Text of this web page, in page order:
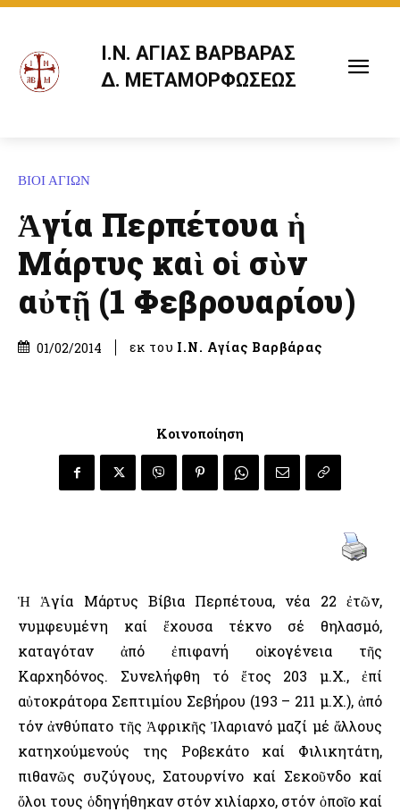
Ι.Ν. ΑΓΙΑΣ ΒΑΡΒΑΡΑΣ
Δ. ΜΕΤΑΜΟΡΦΩΣΕΩΣ
ΒΙΟΙ ΑΓΙΩΝ
Ἁγία Περπέτουα ἡ
Μάρτυς καὶ οἱ σὺν
αὐτῇ (1 Φεβρουαρίου)
01/02/2014 εκ του Ι.Ν. Αγίας Βαρβάρας
Κοινοποίηση
Ἡ Ἁγία Μάρτυς Βίβια Περπέτουα, νέα 22 ἐτῶν,
νυμφευμένη καί ἔχουσα τέκνο σέ θηλασμό,
καταγόταν ἀπό ἐπιφανή οἰκογένεια τῆς
Καρχηδόνος. Συνελήφθη τό ἔτος 203 μ.Χ., ἐπί
αὐτοκράτορα Σεπτιμίου Σεβήρου (193 – 211 μ.Χ.), ἀπό
τόν ἀνθύπατο τῆς Ἀφρικῆς Ἰλαριανό μαζί μέ ἄλλους
κατηχούμενούς της Ροβεκάτο καί Φιλικητάτη,
πιθανῶς συζύγους, Σατουρνίνο καί Σεκοῦνδο καί
ὅλοι τους ὁδηγήθηκαν στόν χιλίαρχο, στόν ὁποῖο καί